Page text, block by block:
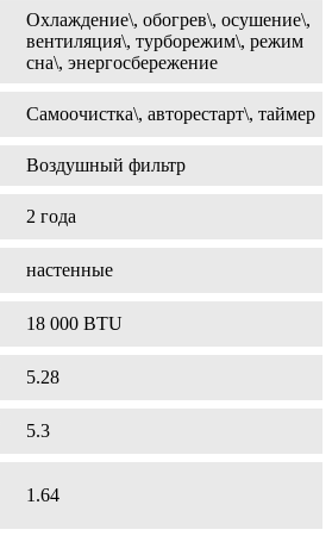
Охлаждение\, обогрев\, осушение\,
вентиляция\, турборежим\, режим
сна\, энергосбережение
Самоочистка\, авторестарт\, таймер
Воздушный фильтр
2 года
настенные
18 000 BTU
5.28
5.3
1.64